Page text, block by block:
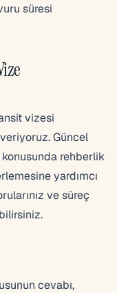
süresi
vizesi
Güncel
konusunda rehberlik
yardımcı
ve süreç
cevabı,